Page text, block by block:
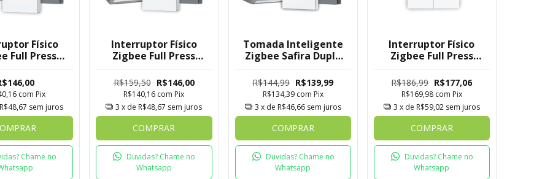
Físico
Full Press
com Tomada
com Pix
R$48,67 sem juros
Chame no
Interruptor Físico
Zigbee Full Press
Botão com Tomada +
USB C
R$159,50 R$146,00
R$140,16 com Pix
3 x de R$48,67 sem juros
COMPRAR
Duvidas? Chame no
Whatsapp
Tomada Inteligente
Zigbee Safira Dupla
Novadigital Tuya
R$144,99 R$139,99
R$134,39 com Pix
3 x de R$46,66 sem juros
COMPRAR
Duvidas? Chame no
Whatsapp
Interruptor Físico
Zigbee Full Press
4x4 de 6 Botões
R$186,99 R$177,06
R$169,98 com Pix
3 x de R$59,02 sem juros
COMPRAR
Duvidas? Chame no
Whatsapp